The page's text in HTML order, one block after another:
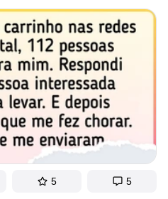
das dificuldades, algumas
festas magníficas várias
5 5